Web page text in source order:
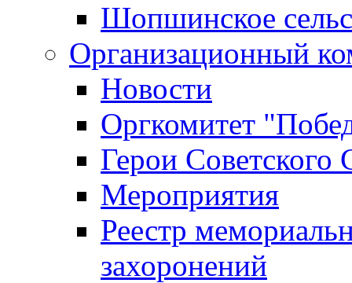
Шопшинское
Организационный
Новости
Оргкомитет
Герои Советского
Мероприятия
Реестр
захоронений